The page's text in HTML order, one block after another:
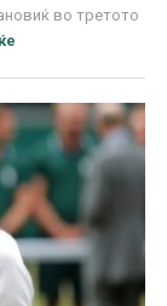
во третото